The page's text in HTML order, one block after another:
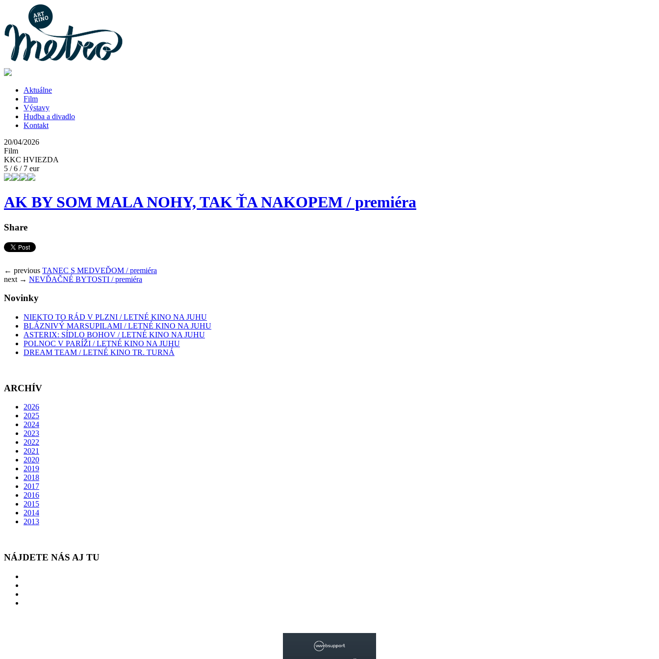
Aktuálne
Film
Výstavy
Hudba a divadlo
Kontakt
20/04/2026
Film
KKC HVIEZDA
5 / 6 / 7 eur
AK BY SOM MALA NOHY, TAK ŤA NAKOPEM / premiéra
Share
← previous TANEC S MEDVEĎOM / premiéra
next → NEVĎAČNÉ BYTOSTI / premiéra
Novinky
NIEKTO TO RÁD V PLZNI / LETNÉ KINO NA JUHU
BLÁZNIVÝ MARSUPILAMI / LETNÉ KINO NA JUHU
ASTERIX: SÍDLO BOHOV / LETNÉ KINO NA JUHU
POLNOC V PARÍŽI / LETNÉ KINO NA JUHU
DREAM TEAM / LETNÉ KINO TR. TURNÁ
ARCHÍV
2026
2025
2024
2023
2022
2021
2020
2019
2018
2017
2016
2015
2014
2013
NÁJDETE NÁS AJ TU